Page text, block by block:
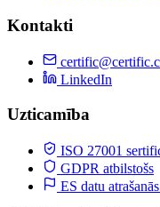
Kontakti
LinkedIn
Uzticamība
ISO 27001
GDPR atbilstošs
ES datu